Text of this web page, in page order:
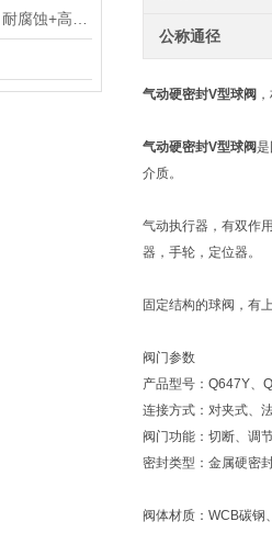
公称通径
气动硬密封V型球阀
气动硬密封V型球阀
介质。
气动执行器，有双作
器，手轮，定位器。
固定结构的球阀，有
阀门参数
产品型号：Q647Y、
连接方式：对夹式、
阀门功能：切断、调
密封类型：金属硬密
阀体材质：WCB碳